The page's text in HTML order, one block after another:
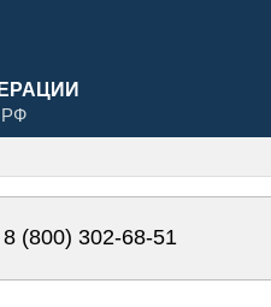
РФ
8 (800) 302-68-51